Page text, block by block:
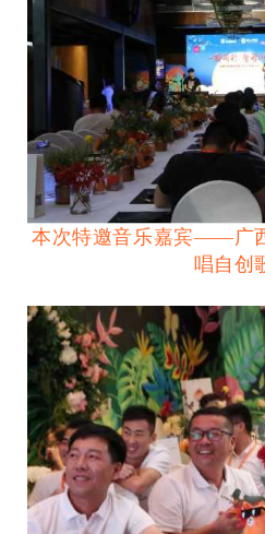
本次特邀音乐嘉宾——广
唱自创